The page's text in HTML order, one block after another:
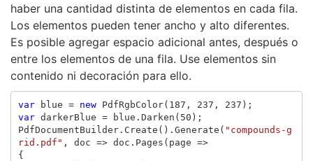
haber una cantidad distinta de elementos en cada fila.
Los elementos pueden tener ancho y alto diferentes.
Es posible agregar espacio adicional antes, después o
entre los elementos de una fila. Use elementos sin
contenido ni decoración para ello.
var blue = new PdfRgbColor( 187 , 237 , 237 );
var darkerBlue = blue . Darken ( 50 );
PdfDocumentBuilder. Create (). Generate ( "compounds-g
rid.pdf" , doc => doc . Pages ( page =>
{